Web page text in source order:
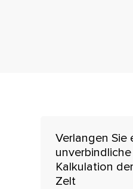
Verlangen Sie
unverbindliche
Kalkulation
Zelt